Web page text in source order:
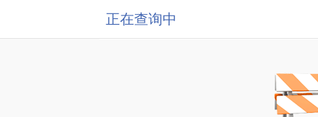
正在查询中